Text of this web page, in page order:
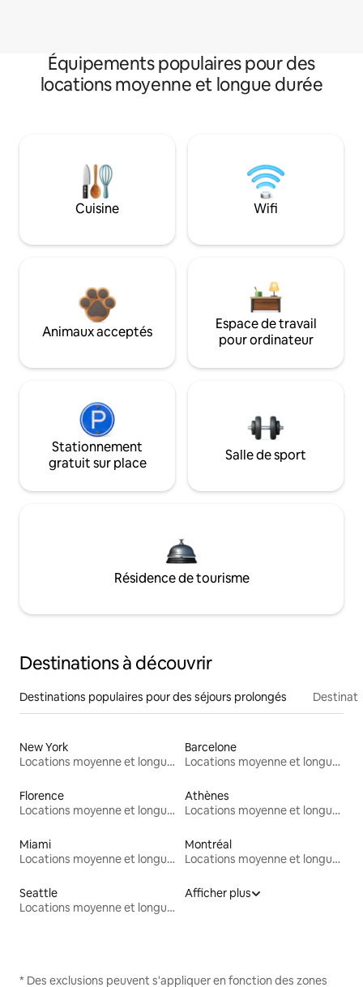
Équipements populaires pour des
locations moyenne et longue durée
Cuisine Wifi
Animaux acceptés
Espace de travail
pour ordinateur
Stationnement
gratuit sur place
Salle de sport
Résidence de tourisme
Destinations à découvrir
Destinations populaires pour des séjours prolongés
New York
Locations moyenne et longue durée
Barcelone
Locations moyenne et longue durée
Florence
Locations moyenne et longue durée
Athènes
Locations moyenne et longue durée
Miami
Locations moyenne et longue durée
Montréal
Locations moyenne et longue durée
Seattle
Locations moyenne et longue durée
Afficher plus
* Des exclusions peuvent s'appliquer en fonction des zones